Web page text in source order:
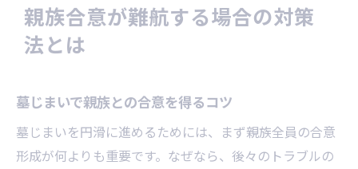
親族合意が難航する場合の対策
法とは
墓じまいで親族との合意を得るコツ
墓じまいを円滑に進めるためには、まず親族全員の合意
形成が何よりも重要です。なぜなら、後々のトラブルの